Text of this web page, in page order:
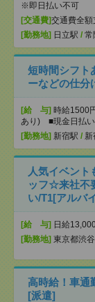
※即日払い不可
[交通費]交通費全額
[勤務地] 日立駅 / 常
短時間シフト
ーなどの仕分
[給 与] 時給1500
あり) ■現金日払い
[勤務地] 新宿駅 / 新
人気イベント
ッフ☆来社不
い/T1[アルバ
[給 与] 日給
[勤務地] 東京都渋
高時給！車通
[派遣]